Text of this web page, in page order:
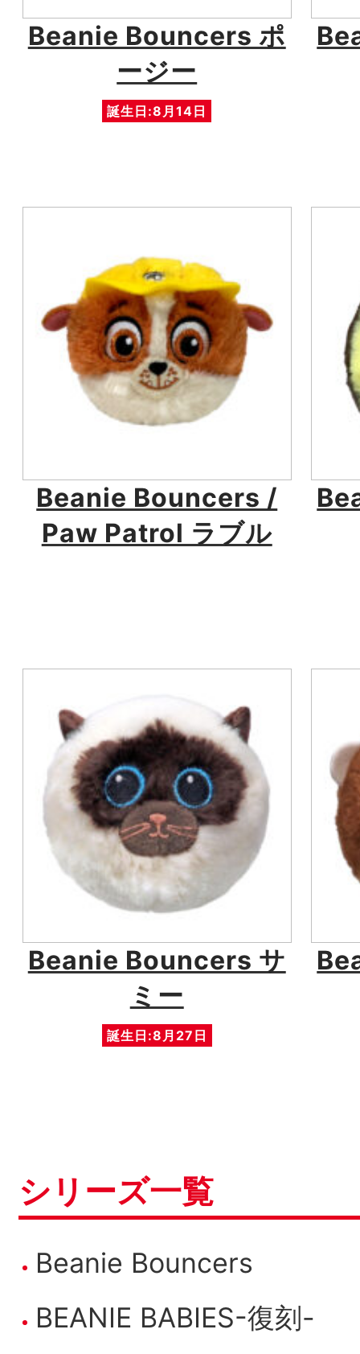
Beanie Bouncers ポ
ージー
誕生日:8月14日
Beanie Bouncers /
Paw Patrol ラブル
Beanie Bouncers サ
ミー
誕生日:8月27日
シリーズ一覧
Beanie Bouncers
BEANIE BABIES-復刻-